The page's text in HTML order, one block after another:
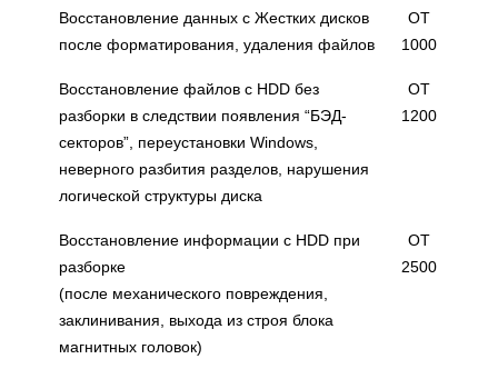
Восстановление данных с Жестких дисков
после форматирования, удаления файлов
ОТ
1000
Восстановление файлов с HDD без
разборки в следствии появления “БЭД-
секторов”, переустановки Windows,
неверного разбития разделов, нарушения
логической структуры диска
ОТ
1200
Восстановление информации с HDD при
разборке
(после механического повреждения,
заклинивания, выхода из строя блока
магнитных головок)
ОТ
2500